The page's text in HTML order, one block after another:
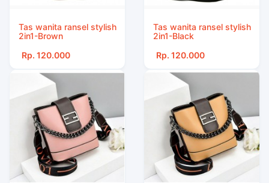
Tas wanita ransel stylish
2in1-Brown
Rp. 120.000
Tas wanita ransel stylish
2in1-Black
Rp. 120.000